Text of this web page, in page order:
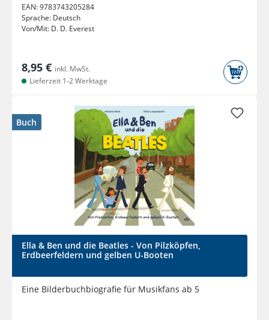
EAN:9783743205284
Sprache: Deutsch
Von/Mit: D. D. Everest
8,95 € inkl. MwSt.
Lieferzeit 1-2 Werktage
Buch
Ella & Ben und die Beatles - Von Pilzköpfen,
Erdbeerfeldern und gelben U-Booten
Eine Bilderbuchbiografie für Musikfans ab 5